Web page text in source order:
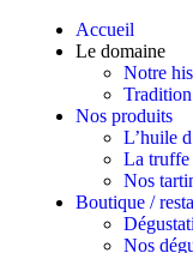
Accueil
Le domaine
Notre
Nos produits
L’huile
La truffe
Nos
Boutique /
Nos